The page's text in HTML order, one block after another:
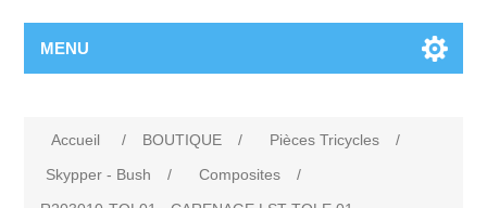
MENU
Accueil / BOUTIQUE / Pièces Tricycles
/
Skypper - Bush
/ Composites
/